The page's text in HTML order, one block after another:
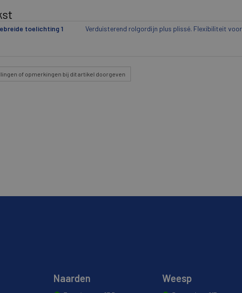
toelichting 1 Verduisterend rolgordijn plus plissé. Flexibiliteit
of opmerkingen bij dit artikel doorgeven
Naarden Weesp